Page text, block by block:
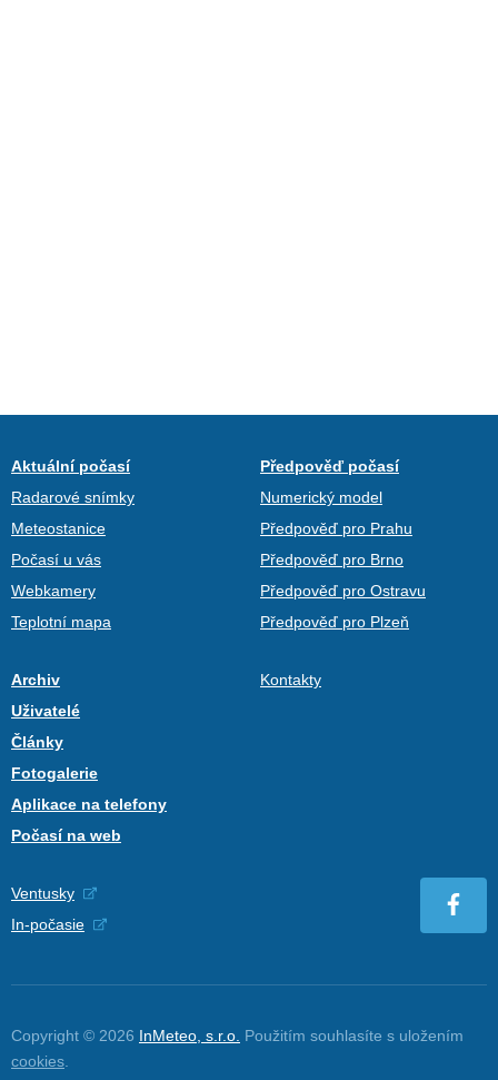
Aktuální počasí
Radarové snímky
Meteostanice
Počasí u vás
Webkamery
Teplotní mapa
Předpověď počasí
Numerický model
Předpověď pro Prahu
Předpověď pro Brno
Předpověď pro Ostravu
Předpověď pro Plzeň
Archiv
Uživatelé
Články
Fotogalerie
Aplikace na telefony
Počasí na web
Kontakty
Ventusky
In-počasie
Copyright © 2026 InMeteo, s.r.o. Použitím souhlasíte s uložením
cookies